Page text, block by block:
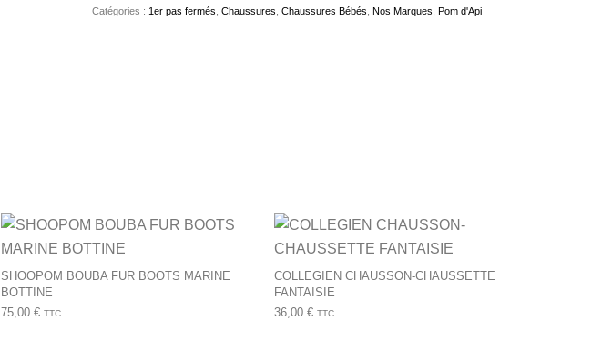
Catégories : 1er pas fermés Chaussures Chaussures Bébés Nos Marques Pom d'Api
SHOOPOM BOUBA FUR BOOTS MARINE
BOTTINE
75,00 € TTC
COLLEGIEN CHAUSSON-CHAUSSETTE
FANTAISIE
36,00 € TTC